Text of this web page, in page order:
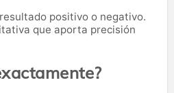
positivo o negativo.
que aporta precisión